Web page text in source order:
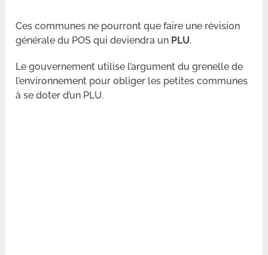
Ces communes ne pourront que faire une révision
générale du POS qui deviendra un PLU.
Le gouvernement utilise l’argument du grenelle de
l’environnement pour obliger les petites communes
à se doter d’un PLU.